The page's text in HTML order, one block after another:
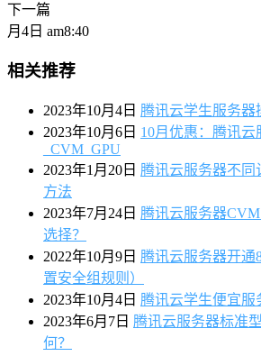
下一篇
月4日 am8:40
相关推荐
2023年10月4日 腾讯云学生服务器
2023年10月6日 10月优惠：腾讯
_CVM_GPU
2023年1月20日 腾讯云服务器不
方法
2023年7月24日 腾讯云服务器
选择？
2022年10月9日 腾讯云服务器开通
置安全组规则）
2023年10月4日 腾讯云学生便宜服
2023年6月7日 腾讯云服务器标准
何？